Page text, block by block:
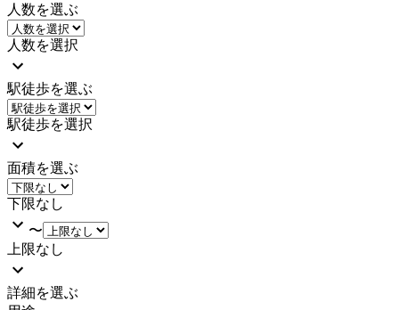
人数を選ぶ
人数を選択
駅徒歩を選ぶ
駅徒歩を選択
面積を選ぶ
下限なし
〜
上限なし
詳細を選ぶ